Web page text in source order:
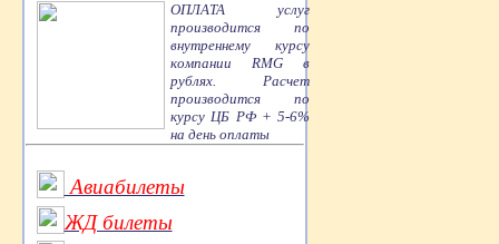
ОПЛАТА услуг
производится по
внутреннему курсу
компании RMG в
рублях. Расчет
производится по
курсу ЦБ РФ + 5-6%
на день оплаты
Авиабилеты
ЖД билеты